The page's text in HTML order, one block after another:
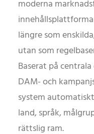
moderna
längre som
utan som
Baserat på
DAM- och
system
land, språk,
rättslig ram.